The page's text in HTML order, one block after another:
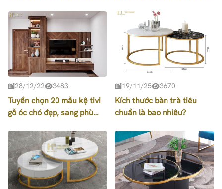
28/12/22 3483
Tuyển chọn 20 mẫu kệ tivi
gỗ óc chó đẹp, sang phù
19/11/25 3670
Kích thước bàn trà tiêu
chuẩn là bao nhiêu?